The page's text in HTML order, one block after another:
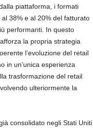
piattaforma, i formati
38% e al 20% del fatturato
performanti. In questo
la propria strategia
l’evoluzione del retail
in un’unica esperienza
trasformazione del retail
ulteriormente la
consolidato negli Stati Uniti